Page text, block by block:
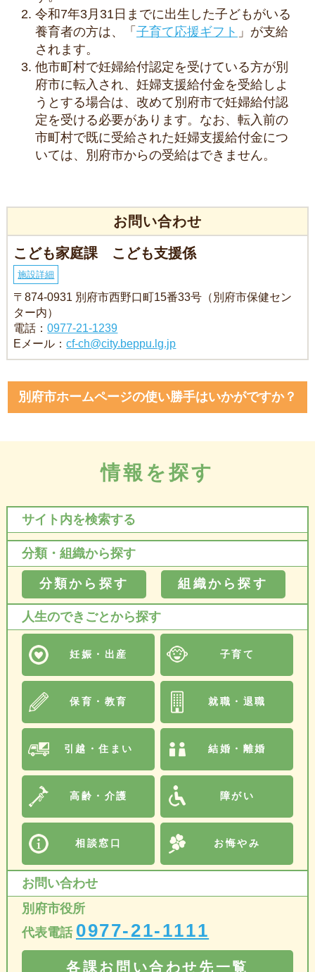
令和7年3月31日までに出生した子どもがいる
養育者の方は、「 子育て応援ギフト 」が支給
されます。
他市町村で妊婦給付認定を受けている方が別
府市に転入され、妊婦支援給付金を受給しよ
うとする場合は、改めて別府市で妊婦給付認
定を受ける必要があります。なお、転入前の
市町村で既に受給された妊婦支援給付金につ
いては、別府市からの受給はできません。
お問い合わせ
こども家庭課 こども支援係
施設詳細
〒874-0931 別府市西野口町15番33号（別府市保健セン
ター内）
電話：0977-21-1239
Eメール：cf-ch@city.beppu.lg.jp
別府市ホームページの使い勝手はいかがですか？
情報を探す
サイト内を検索する
分類・組織から探す
分類から探す 組織から探す
人生のできごとから探す
妊娠・出産 子育て
保育・教育 就職・退職
引越・住まい 結婚・離婚
高齢・介護 障がい
相談窓口 お悔やみ
お問い合わせ
別府市役所
代表電話 0977-21-1111
各課お問い合わせ先一覧